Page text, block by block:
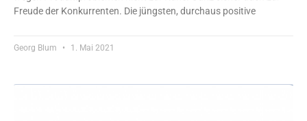
Freude der Konkurrenten. Die jüngsten, durchaus positive
Georg Blum 1. Mai 2021